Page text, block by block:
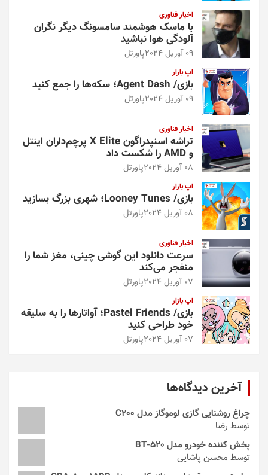
اخبار فناوری
با ماسک هوشمند سامسونگ دیگر نگران
آلودگی هوا نباشید
09 آوریل 2024 پاورتل
اپ بازار
بازی/ Agent Dash؛ سکه‌ها را جمع کنید
09 آوریل 2024 پاورتل
اخبار فناوری
تراشه اسنپدراگون X Elite پرچم‌داران اینتل
و AMD را شکست داد
08 آوریل 2024 پاورتل
اپ بازار
بازی/ Looney Tunes؛ شهری بزرگ بسازید
08 آوریل 2024 پاورتل
اخبار فناوری
سرعت دانلود این گوشی چینی، مغز شما را
منفجر می‌کند
07 آوریل 2024 پاورتل
اپ بازار
بازی/ Pastel Friends؛ آواتارها را به سلیقه
خود طراحی کنید
07 آوریل 2024 پاورتل
آخرین دیدگاه‌ها
چراغ روشنایی گازی لوموگاز مدل C200
توسط رضا
پخش کننده خودرو مدل 520-BT
توسط محسن پاشایی